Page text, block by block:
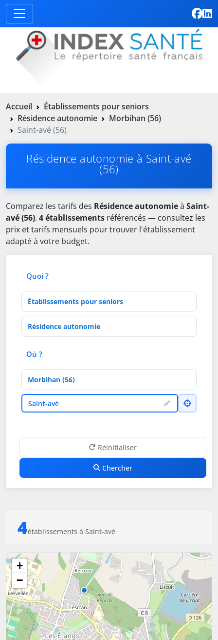
Accueil
Établissements pour seniors
Résidence autonomie
Morbihan (56)
Saint-avé (56)
Résidence autonomie à Saint-avé
(56)
Comparez les tarifs des Résidence autonomieà Saint-
avé (56). 4 établissements référencés — consultez les
prix et tarifs mensuels pour trouver l'établissement
adapté à votre budget.
Quoi ?
Type d'établissement
Activités de soins
Où ?
Département
VilleSaint-avé
Réinitialiser
Chercher
4établissements à Saint-avé
+
−